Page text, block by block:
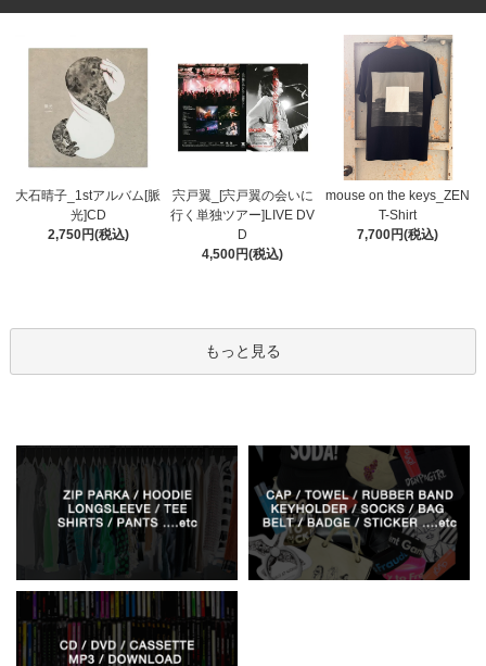
大石晴子_1stアルバム[脈
光]CD
2,750円(税込)
宍戸翼_[宍戸翼の会いに
行く単独ツアー]LIVE DV
D
4,500円(税込)
mouse on the keys_ZEN
T-Shirt
7,700円(税込)
もっと見る